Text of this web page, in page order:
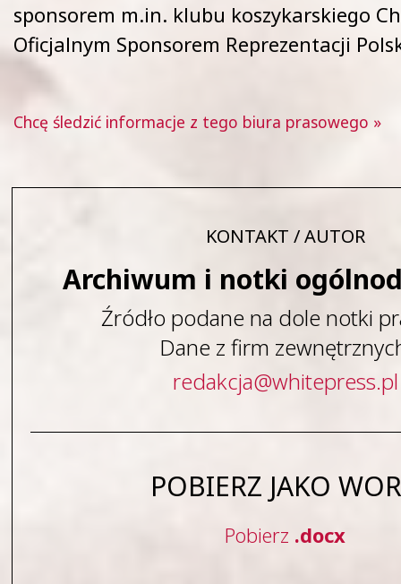
sponsorem m.in. klubu koszykarskiego
Oficjalnym Sponsorem Reprezentacji
Chcę śledzić informacje z tego biura prasowego »
KONTAKT / AUTOR
Archiwum i notki
Źródło podane na dole notki
Dane z firm
redakcja@whitepress.pl
POBIERZ JAKO
Pobierz .docx